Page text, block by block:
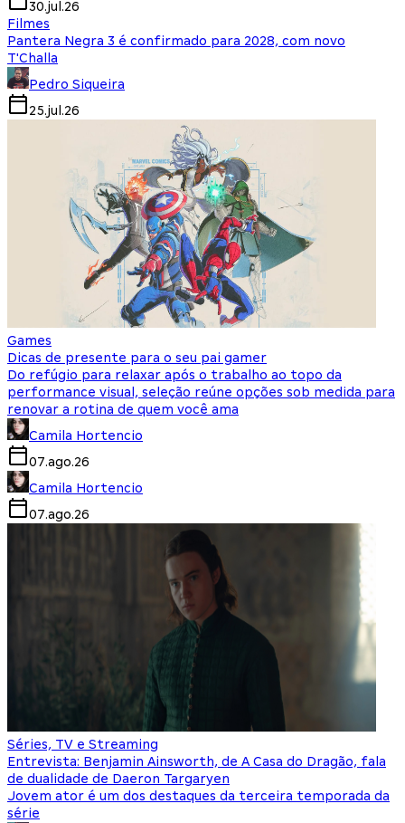
30.jul.26
Filmes
Pantera Negra 3 é confirmado para 2028, com novo
T'Challa
Pedro Siqueira
25.jul.26
Games
Dicas de presente para o seu pai gamer
Do refúgio para relaxar após o trabalho ao topo da
performance visual, seleção reúne opções sob medida para
renovar a rotina de quem você ama
Camila Hortencio
07.ago.26
Camila Hortencio
07.ago.26
Séries, TV e Streaming
Entrevista: Benjamin Ainsworth, de A Casa do Dragão, fala
de dualidade de Daeron Targaryen
Jovem ator é um dos destaques da terceira temporada da
série